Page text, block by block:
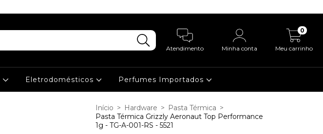
Atendimento Minha conta Meu carrinho
0
Eletrodomésticos Perfumes Importados
Início > Hardware > Pasta Térmica >
Pasta Térmica Grizzly Aeronaut Top Performance
1g - TG-A-001-RS - 5521